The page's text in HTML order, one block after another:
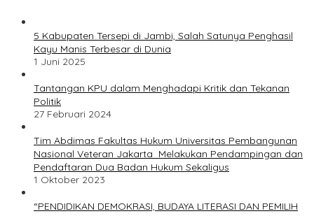
5 Kabupaten Tersepi di Jambi, Salah Satunya Penghasil
Kayu Manis Terbesar di Dunia
1 Juni 2025
Tantangan KPU dalam Menghadapi Kritik dan Tekanan
Politik
27 Februari 2024
Tim Abdimas Fakultas Hukum Universitas Pembangunan
Nasional Veteran Jakarta Melakukan Pendampingan dan
Pendaftaran Dua Badan Hukum Sekaligus
1 Oktober 2023
“PENDIDIKAN DEMOKRASI, BUDAYA LITERASI DAN PEMILIH